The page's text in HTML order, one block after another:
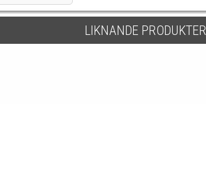
LIKNANDE PRODUKTER